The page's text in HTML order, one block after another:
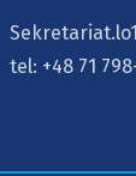
tel: +48 71